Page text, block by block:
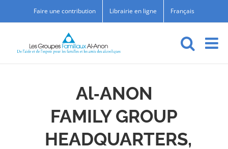
to
Faire une contribution Librairie en ligne Français
Al‑ANON
FAMILY GROUP
HEADQUARTERS,